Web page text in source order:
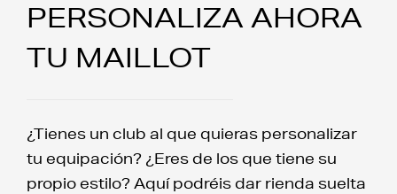
PERSONALIZA AHORA
TU MAILLOT
¿Tienes un club al que quieras personalizar
tu equipación? ¿Eres de los que tiene su
propio estilo? Aquí podréis dar rienda suelta